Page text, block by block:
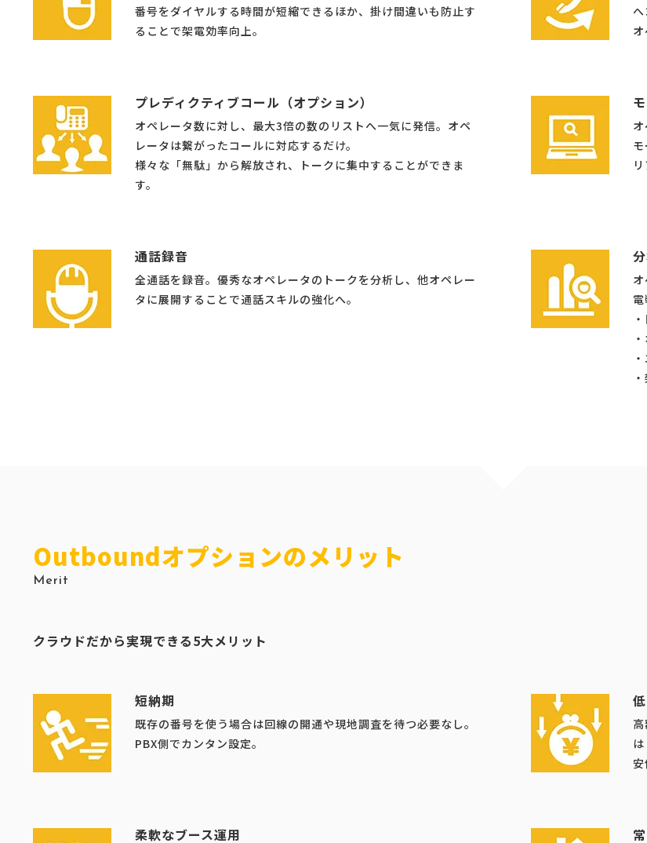
番号をダイヤルする時間が短縮できるほか、掛け間違いも防止す
ることで架電効率向上。
へ
プレディクティブコール（オプション）
オペレータ数に対し、最大3倍の数のリストへ一気に発信。オペ
レータは繋がったコールに対応するだけ。
様々な「無駄」から解放され、トークに集中することができま
す。
通話録音
全通話を録音。優秀なオペレータのトークを分析し、他オペレー
タに展開することで通話スキルの強化へ。
Outboundオプションのメリット
Merit
クラウドだから実現できる5大メリット
短納期
既存の番号を使う場合は回線の開通や現地調査を待つ必要なし。
PBX側でカンタン設定。
安
柔軟なブース運用